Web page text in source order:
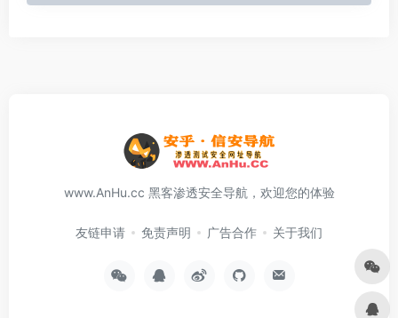
www.AnHu.cc 黑客渗透安全导航，欢迎您的体验
友链申请 免责声明 广告合作 关于我们